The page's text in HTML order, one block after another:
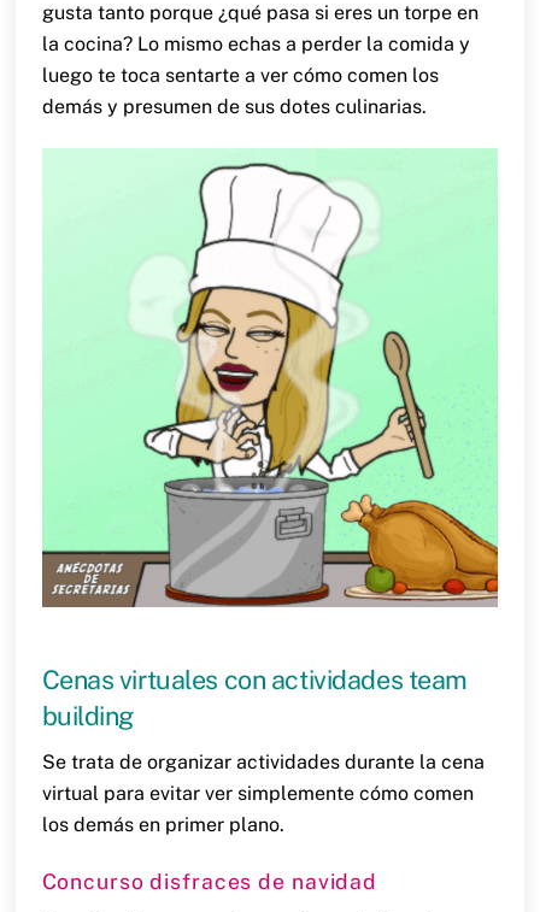
gusta tanto porque ¿qué pasa si eres un torpe en
la cocina? Lo mismo echas a perder la comida y
luego te toca sentarte a ver cómo comen los
demás y presumen de sus dotes culinarias.
Cenas virtuales con actividades team
building
Se trata de organizar actividades durante la cena
virtual para evitar ver simplemente cómo comen
los demás en primer plano.
Concurso disfraces de navidad